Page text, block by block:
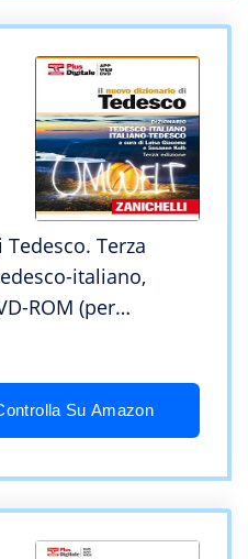
Terza
italiano,
ROM (per
Su Amazon